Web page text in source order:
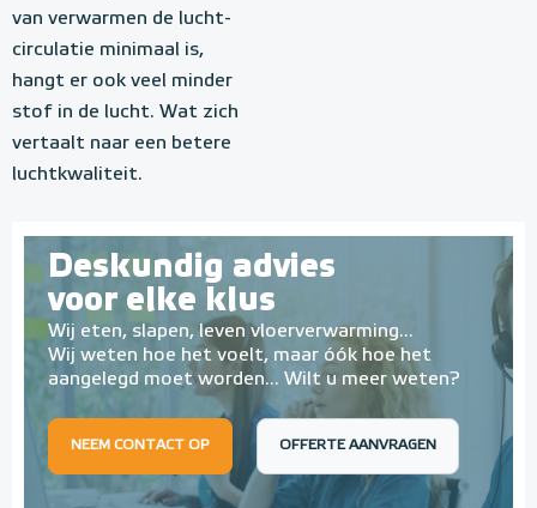
van verwarmen de lucht-
circulatie minimaal is,
hangt er ook veel minder
stof in de lucht. Wat zich
vertaalt naar een betere
luchtkwaliteit.
Deskundig advies
voor elke klus
Wij eten, slapen, leven vloerverwarming...
Wij weten hoe het voelt, maar óók hoe het
aangelegd moet worden... Wilt u meer weten?
NEEM CONTACT OP OFFERTE AANVRAGEN